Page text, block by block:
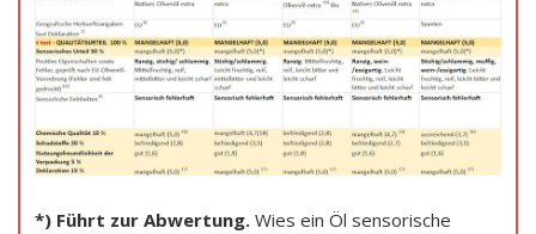
*) Führt zur Abwertung. Wies ein Öl sensorische